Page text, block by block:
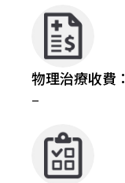
物理治療收費：
–